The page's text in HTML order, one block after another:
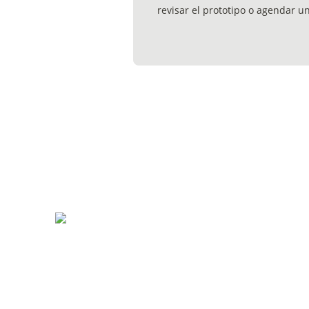
revisar el prototipo o agendar